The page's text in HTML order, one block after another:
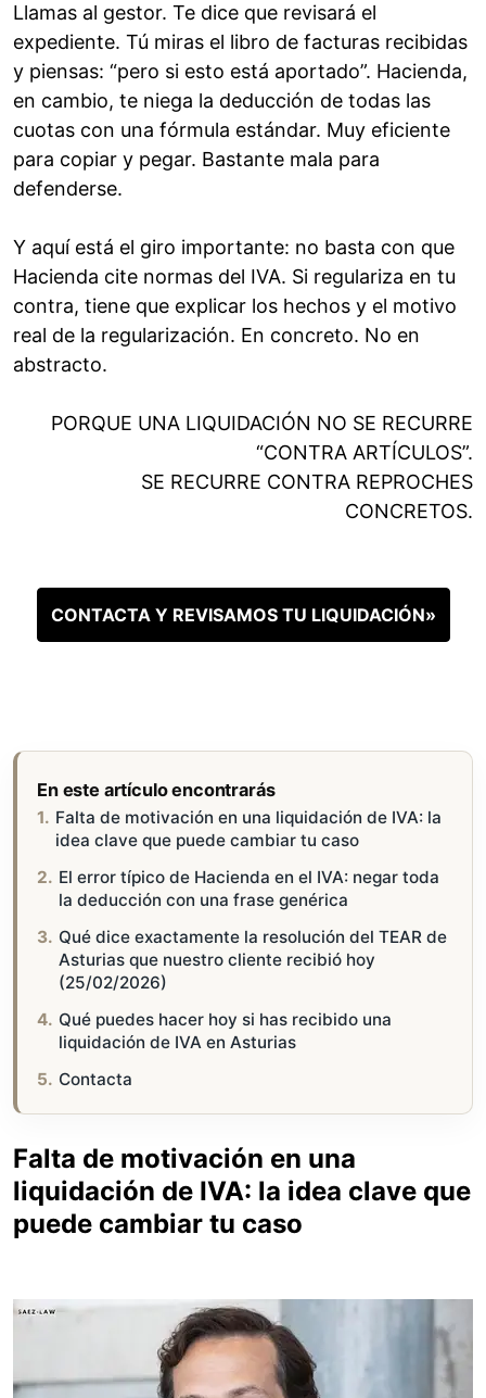
Llamas al gestor. Te dice que revisará el
expediente. Tú miras el libro de facturas recibidas
y piensas: “pero si esto está aportado”. Hacienda,
en cambio, te niega la deducción de todas las
cuotas con una fórmula estándar. Muy eficiente
para copiar y pegar. Bastante mala para
defenderse.
Y aquí está el giro importante: no basta con que
Hacienda cite normas del IVA. Si regulariza en tu
contra, tiene que explicar los hechos y el motivo
real de la regularización. En concreto. No en
abstracto.
PORQUE UNA LIQUIDACIÓN NO SE RECURRE
“CONTRA ARTÍCULOS”.
SE RECURRE CONTRA REPROCHES
CONCRETOS.
CONTACTA Y REVISAMOS TU LIQUIDACIÓN»
En este artículo encontrarás
Falta de motivación en una liquidación de IVA: la
idea clave que puede cambiar tu caso
El error típico de Hacienda en el IVA: negar toda
la deducción con una frase genérica
Qué dice exactamente la resolución del TEAR de
Asturias que nuestro cliente recibió hoy
(25/02/2026)
Qué puedes hacer hoy si has recibido una
liquidación de IVA en Asturias
Contacta
Falta de motivación en una
liquidación de IVA: la idea clave que
puede cambiar tu caso